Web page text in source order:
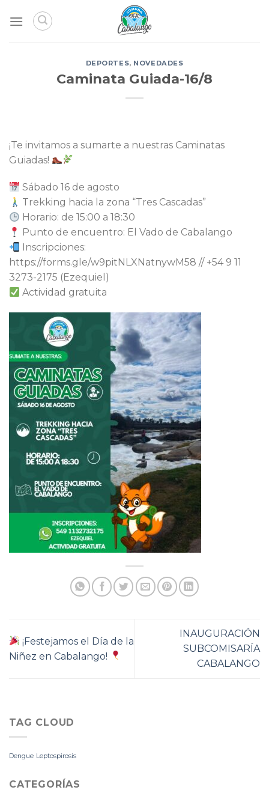
DEPORTES, NOVEDADES
Caminata Guiada-16/8
¡Te invitamos a sumarte a nuestras Caminatas
Guiadas!
Sábado 16 de agosto
Trekking hacia la zona “Tres Cascadas”
Horario: de 15:00 a 18:30
Punto de encuentro: El Vado de Cabalango
Inscripciones:
https://forms.gle/w9pitNLXNatnywM58 // +54 9 11
3273-2175 (Ezequiel)
Actividad gratuita
¡Festejamos el Día de la
Niñez en Cabalango!
INAUGURACIÓN
SUBCOMISARÍA
CABALANGO
TAG CLOUD
Dengue Leptospirosis
CATEGORÍAS